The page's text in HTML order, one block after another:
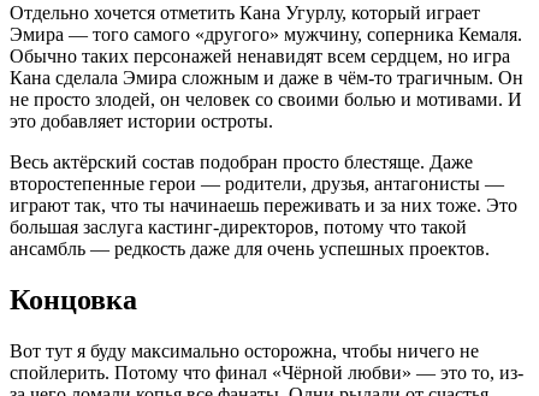
Отдельно хочется отметить Кана Угурлу, который играет
Эмира — того самого «другого» мужчину, соперника Кемаля.
Обычно таких персонажей ненавидят всем сердцем, но игра
Кана сделала Эмира сложным и даже в чём-то трагичным. Он
не просто злодей, он человек со своими болью и мотивами. И
это добавляет истории остроты.
Весь актёрский состав подобран просто блестяще. Даже
второстепенные герои — родители, друзья, антагонисты —
играют так, что ты начинаешь переживать и за них тоже. Это
большая заслуга кастинг-директоров, потому что такой
ансамбль — редкость даже для очень успешных проектов.
Концовка
Вот тут я буду максимально осторожна, чтобы ничего не
спойлерить. Потому что финал «Чёрной любви» — это то, из-